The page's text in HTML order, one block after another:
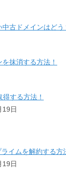
古ドメインはどう
抹消する方法！
する方法！
19日
イムを解約する方
19日